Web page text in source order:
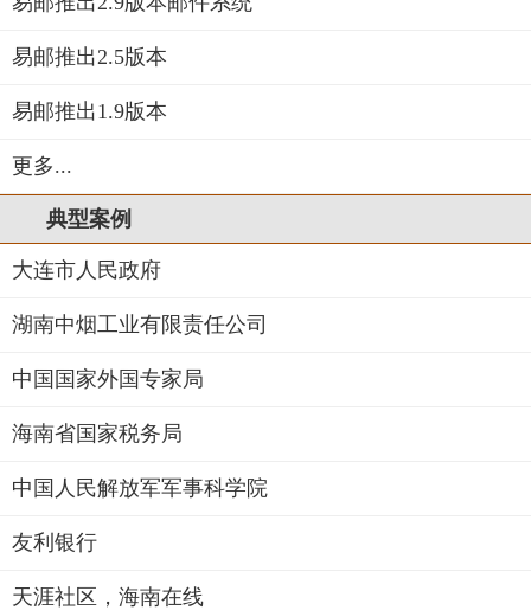
易邮推出2.5版本
易邮推出1.9版本
更多...
典型案例
大连市人民政府
湖南中烟工业有限责任公司
中国国家外国专家局
海南省国家税务局
中国人民解放军军事科学院
友利银行
天涯社区，海南在线